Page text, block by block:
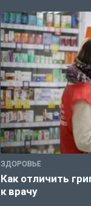
ЗДОРОВЬЕ
Как отличить
к врачу